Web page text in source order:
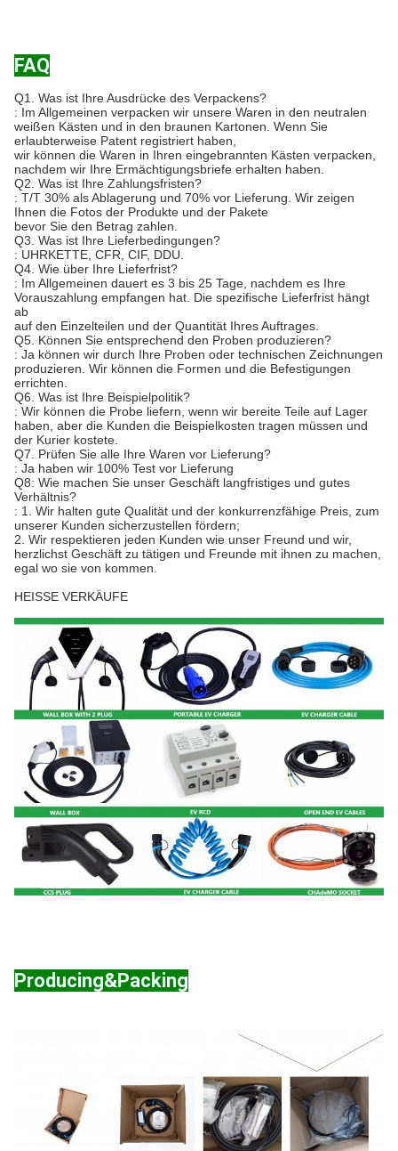
FAQ
Q1. Was ist Ihre Ausdrücke des Verpackens?
: Im Allgemeinen verpacken wir unsere Waren in den neutralen
weißen Kästen und in den braunen Kartonen. Wenn Sie
erlaubterweise Patent registriert haben,
wir können die Waren in Ihren eingebrannten Kästen verpacken,
nachdem wir Ihre Ermächtigungsbriefe erhalten haben.
Q2. Was ist Ihre Zahlungsfristen?
: T/T 30% als Ablagerung und 70% vor Lieferung. Wir zeigen
Ihnen die Fotos der Produkte und der Pakete
bevor Sie den Betrag zahlen.
Q3. Was ist Ihre Lieferbedingungen?
: UHRKETTE, CFR, CIF, DDU.
Q4. Wie über Ihre Lieferfrist?
: Im Allgemeinen dauert es 3 bis 25 Tage, nachdem es Ihre
Vorauszahlung empfangen hat. Die spezifische Lieferfrist hängt
ab
auf den Einzelteilen und der Quantität Ihres Auftrages.
Q5. Können Sie entsprechend den Proben produzieren?
: Ja können wir durch Ihre Proben oder technischen Zeichnungen
produzieren. Wir können die Formen und die Befestigungen
errichten.
Q6. Was ist Ihre Beispielpolitik?
: Wir können die Probe liefern, wenn wir bereite Teile auf Lager
haben, aber die Kunden die Beispielkosten tragen müssen und
der Kurier kostete.
Q7. Prüfen Sie alle Ihre Waren vor Lieferung?
: Ja haben wir 100% Test vor Lieferung
Q8: Wie machen Sie unser Geschäft langfristiges und gutes
Verhältnis?
: 1. Wir halten gute Qualität und der konkurrenzfähige Preis, zum
unserer Kunden sicherzustellen fördern;
2. Wir respektieren jeden Kunden wie unser Freund und wir,
herzlichst Geschäft zu tätigen und Freunde mit ihnen zu machen,
egal wo sie von kommen.
HEISSE VERKÄUFE
Producing&Packing